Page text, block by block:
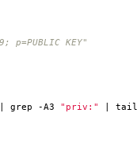
p=PUBLIC_KEY"
grep -A3 "priv:" tail